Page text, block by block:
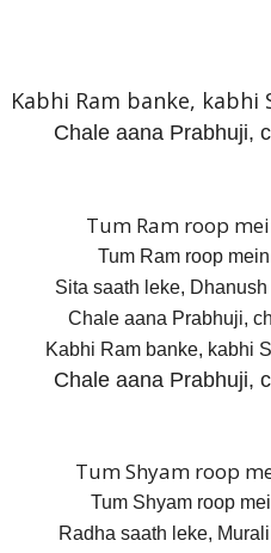
Kabhi Ram banke, kabhi
Chale aana Prabhuji,
Tum Ram roop
Tum Ram roop
Sita saath leke,
Chale aana Prabhuji,
Kabhi Ram banke, kabhi
Chale aana Prabhuji,
Tum Shyam roop
Tum Shyam roop
Radha saath leke,